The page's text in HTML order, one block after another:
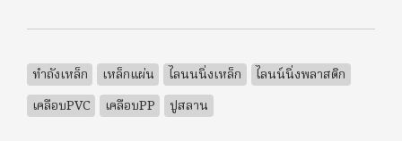
ทำถังเหล็ก เหล็กแผ่น ไลนนนิ่งเหล็ก
ไลนน์นิ่งพลาสติก
เคลือบPVC
เคลือบPP ปูสลาน